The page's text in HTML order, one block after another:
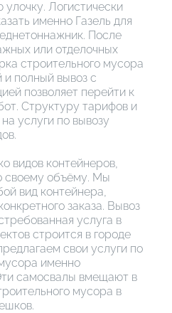
улочку. Логистически
именно Газель для
После
или отделочных
строительного мусора
полный вывоз с
позволяет перейти к
Структуру тарифов и
услуги по вывозу
видов контейнеров,
своему объёму. Мы
вид контейнера,
заказа. Вывоз
услуга в
строится в городе
свои услуги по
именно
самосвалы вмещают в
мусора в